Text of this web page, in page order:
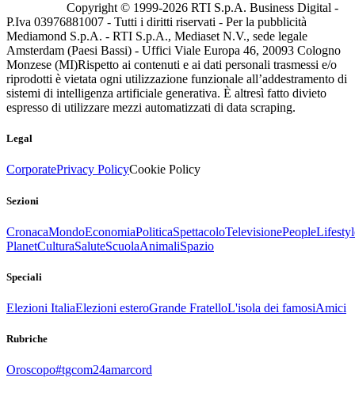
Copyright © 1999-2026 RTI S.p.A. Business Digital -
P.Iva 03976881007 - Tutti i diritti riservati - Per la pubblicità
Mediamond S.p.A. - RTI S.p.A., Mediaset N.V., sede legale
Amsterdam (Paesi Bassi) - Uffici Viale Europa 46, 20093 Cologno
Monzese (MI)Rispetto ai contenuti e ai dati personali trasmessi e/o
riprodotti è vietata ogni utilizzazione funzionale all’addestramento di
sistemi di intelligenza artificiale generativa. È altresì fatto divieto
espresso di utilizzare mezzi automatizzati di data scraping.
Legal
CorporatePrivacy PolicyCookie Policy
Sezioni
CronacaMondoEconomiaPoliticaSpettacoloTelevisionePeople
PlanetCulturaSaluteScuolaAnimaliSpazio
Speciali
Elezioni ItaliaElezioni esteroGrande FratelloL'isola dei famosiAmici
Rubriche
Oroscopo#tgcom24amarcord